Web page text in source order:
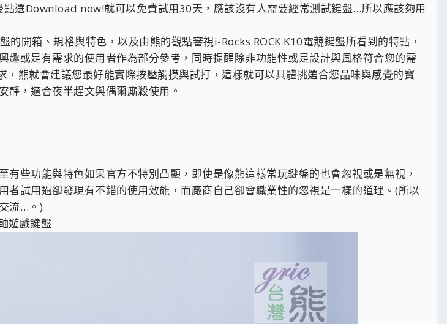
點選Download now!就可以免費試用30天，應該沒有人需要經常測試鍵盤…所以應該夠用
開箱、規格與特色，以及由熊的觀點審視i-Rocks ROCK K10電競鍵盤所看到的特點，
或是有需求的使用者作為部分參考，同時提醒除非功能性或是設計與風格符合您的需
熊就會建議您最好能實際按壓觸摸與試打，這樣就可以具體挑選合您品味與感覺的寶
靜，適合夜半趕文與偶爾廝殺使用。
些功能與特色如果官方不特別凸顯，即使是像熊這樣常玩鍵盤的也會忽視或是無視，
試用過卻發現有不錯的使用效能，而廠商自己卻會職業性的忽視是一樣的道理。(所以
流…。)
遊戲鍵盤